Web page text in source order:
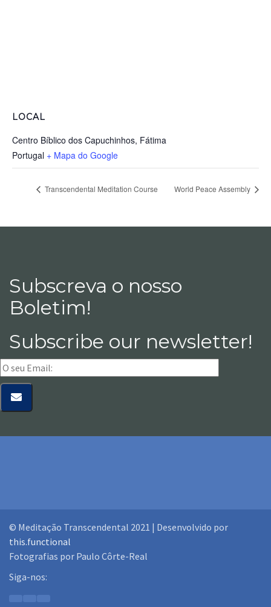
LOCAL
Centro Bíblico dos Capuchinhos, Fátima
Portugal + Mapa do Google
Transcendental Meditation Course World Peace Assembly
Subscreva o nosso
Boletim!
Subscribe our newsletter!
© Meditação Transcendental 2021 | Desenvolvido por
this.functional
Fotografias por Paulo Côrte-Real
Siga-nos: